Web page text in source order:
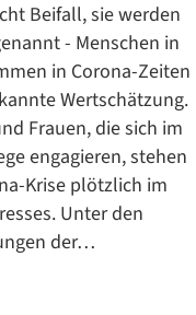
Beifall, sie werden
- Menschen in
in Corona-Zeiten
Wertschätzung.
Frauen, die sich im
engagieren, stehen
Krise plötzlich im
Unter den
der…